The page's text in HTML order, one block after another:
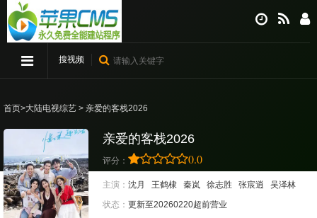
搜视频
首页>大陆电视综艺 > 亲爱的客栈2026
亲爱的客栈2026
评分： 0.0
主演： 沈月 王鹤棣 秦岚 徐志胜 张宸逍
吴泽林
状态： 更新至20260220超前营业